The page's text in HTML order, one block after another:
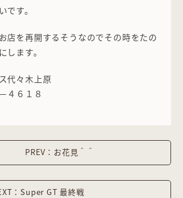
です。
店を再開するそうなのでその時をたの
します。
代々木上原
４６１８
PREV：お花見＾＾
：Super GT 最終戦